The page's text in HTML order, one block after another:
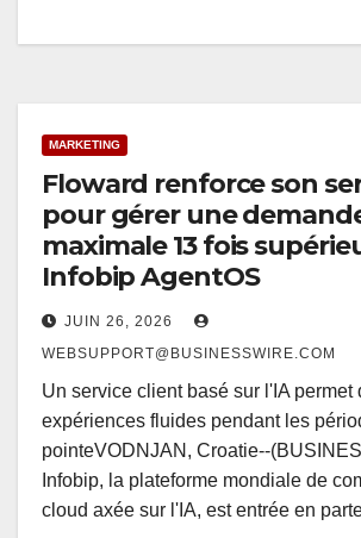
MARKETING
Floward renforce son
pour gérer une
maximale 13 fois
Infobip AgentOS
JUIN 26, 2026
WEBSUPPORT@BUSINESSWIRE.COM
Un service client basé sur l'IA permet
expériences fluides pendant les
pointeVODNJAN, Croatie--
Infobip, la plateforme mondiale de
cloud axée sur l'IA, est entrée en